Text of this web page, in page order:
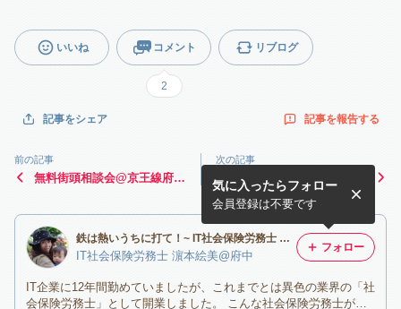
いいね コメント
2
リブログ
記事をシェア 記事を報告する
前の記事
無料街頭相談会@京王線府中
次の記事
JAXAで宇宙兄弟に出会っ
た〜
鉄は熱いうちに打て！~ IT社会保険労務士 濵本絵美＠東京都府中市~
IT社会保険労務士 濵本絵美@府中
IT企業に12年間勤めていましたが、これまでとは異色の業界の「社
会保険労務士」として開業しました。 こんな社会保険労務士がい
気に入ったらフォロー
会員登録は不要です
フォロー